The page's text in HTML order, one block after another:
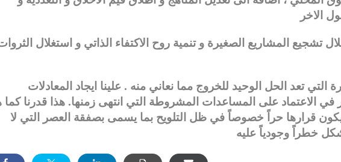
تشجيع المشاريع الصغيرة و تنمية روح الاكتفاء الذاتي و استغلال
التي تعد الحل الوحيد للخروج مما نعاني منه . علينا ايجاد المعادلات
في الاعتماد على المساعدات المشروطة التي انتهى زمنها. هذا قدرنا كما
قرارها حراً خصوصاً في ظل التلويح بما يسمى بصفقة العصر التي لا